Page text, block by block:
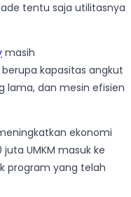
tentu saja utilitasnya
masih
kapasitas angkut
lama, dan mesin efisien
ekonomi
UMKM masuk ke
program yang telah